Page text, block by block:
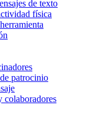
de texto
física
patrocinio
colaboradores